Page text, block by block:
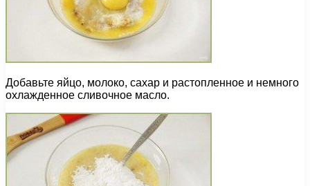
Добавьте яйцо, молоко, сахар и растопленное и немного
охлажденное сливочное масло.